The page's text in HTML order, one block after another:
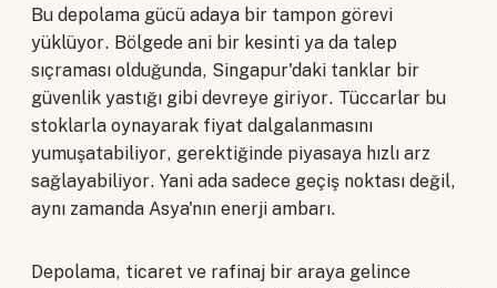
Bu depolama gücü adaya bir tampon görevi
yüklüyor. Bölgede ani bir kesinti ya da talep
sıçraması olduğunda, Singapur'daki tanklar bir
güvenlik yastığı gibi devreye giriyor. Tüccarlar bu
stoklarla oynayarak fiyat dalgalanmasını
yumuşatabiliyor, gerektiğinde piyasaya hızlı arz
sağlayabiliyor. Yani ada sadece geçiş noktası değil,
aynı zamanda Asya'nın enerji ambarı.
Depolama, ticaret ve rafinaj bir araya gelince